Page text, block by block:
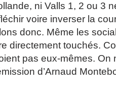
ni Valls 1, 2 ou 3
voire inverser la
donc. Même les
directement touchés.
pas eux-mêmes. On
d’Arnaud